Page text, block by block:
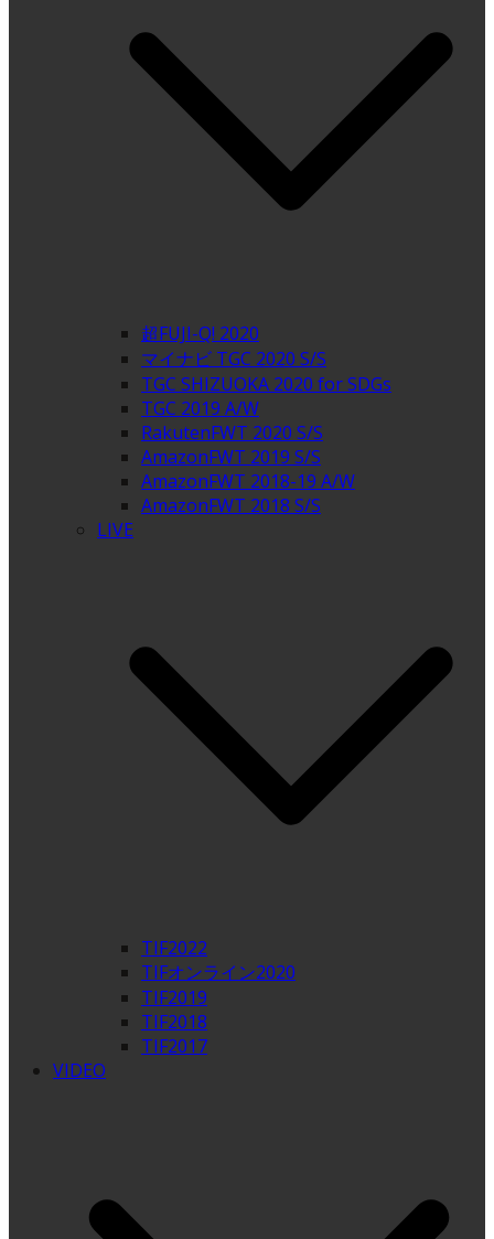
超FUJI-Q! 2020
マイナビ TGC 2020 S/S
TGC SHIZUOKA 2020 for SDGs
TGC 2019 A/W
RakutenFWT 2020 S/S
AmazonFWT 2019 S/S
AmazonFWT 2018-19 A/W
AmazonFWT 2018 S/S
LIVE
TIF2022
TIFオンライン2020
TIF2019
TIF2018
TIF2017
VIDEO